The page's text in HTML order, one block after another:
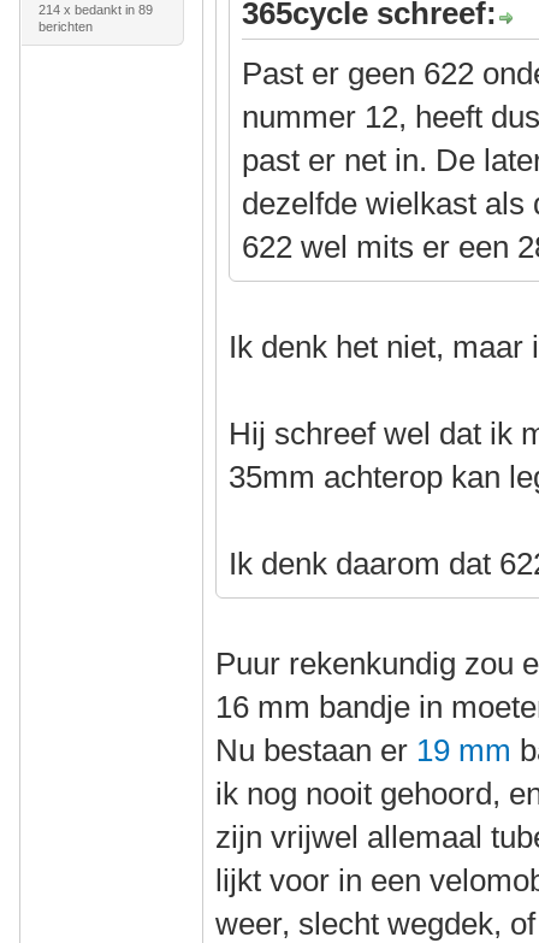
214 x bedankt in 89
berichten
365cycle schreef:
Past er geen 622
nummer 12, heeft
past er net in. De
dezelfde wielkast als
622 wel mits er een
Ik denk het niet, maar
Hij schreef wel dat ik
35mm achterop kan
Ik denk daarom dat
Puur rekenkundig zou
16 mm bandje in
Nu bestaan er 19 mm
ik nog nooit gehoord,
zijn vrijwel allemaal
lijkt voor in een
weer, slecht wegdek,